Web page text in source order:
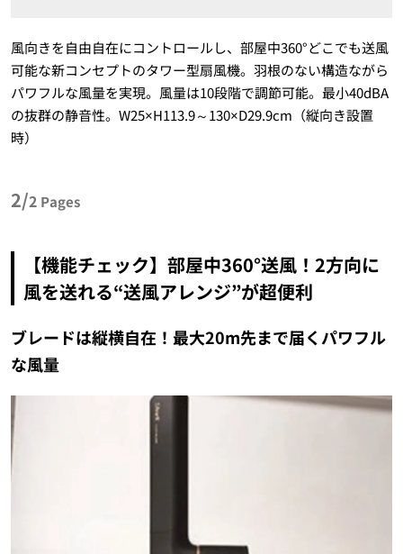
風向きを自由自在にコントロールし、部屋中360°どこでも送風
可能な新コンセプトのタワー型扇風機。羽根のない構造ながら
パワフルな風量を実現。風量は10段階で調節可能。最小40dBA
の抜群の静音性。W25×H113.9～130×D29.9cm（縦向き設置
時）
2/2 Pages
【機能チェック】部屋中360°送風！2方向に
風を送れる“送風アレンジ”が超便利
ブレードは縦横自在！最大20m先まで届くパワフル
な風量